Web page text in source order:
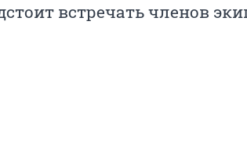
встречать членов